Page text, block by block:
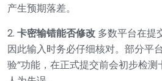
产生预期落差。
2. 卡密输错能否修改 多数平台在提
因此输入时务必仔细核对。部分平
验”功能，在正式提交前会初步检